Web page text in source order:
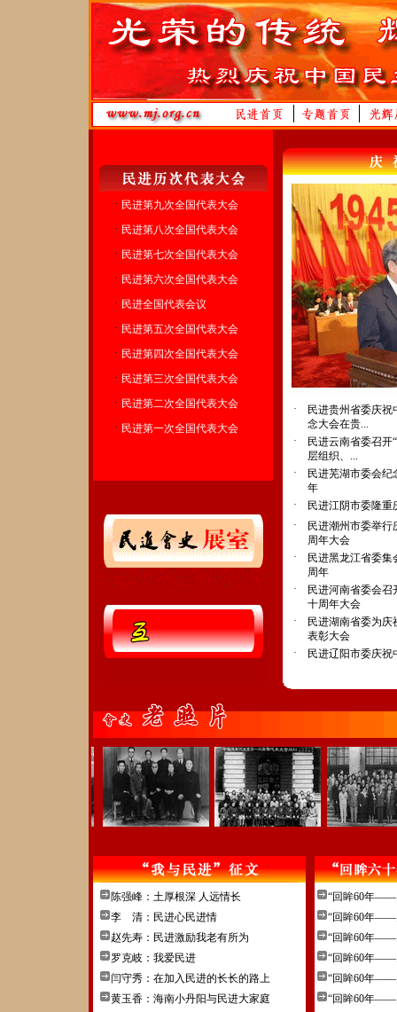
·
民进贵州省委庆祝
念大会在贵...
·
民进云南省委召开
层组织、...
·
民进芜湖市委会
年
·
民进江阴市委隆重
·
民进潮州市委举
周年大会
·
民进黑龙江省委集
周年
·
民进河南省委会
十周年大会
·
民进湖南省委为庆
表彰大会
·
民进辽阳市委庆祝
· 民进第九次全国代表大会
· 民进第八次全国代表大会
· 民进第七次全国代表大会
· 民进第六次全国代表大会
· 民进全国代表会议
· 民进第五次全国代表大会
· 民进第四次全国代表大会
· 民进第三次全国代表大会
· 民进第二次全国代表大会
· 民进第一次全国代表大会
陈强峰：土厚根深 人远情长
李 清：民进心民进情
赵先寿：民进激励我老有所为
罗克岐：我爱民进
闫守秀：在加入民进的长长的路上
黄玉香：海南小丹阳与民进大家庭
“回眸60年——
“回眸60年——
“回眸60年——
“回眸60年——
“回眸60年——
“回眸60年——